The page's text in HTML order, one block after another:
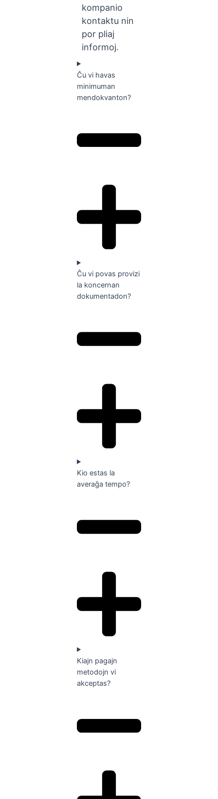
kompanio
kontaktu nin
por pliaj
informoj.
Ĉu vi havas
minimuman
mendokvanton?
Ĉu vi povas provizi
la koncernan
dokumentadon?
Kio estas la
averaĝa tempo?
Kiajn pagajn
metodojn vi
akceptas?